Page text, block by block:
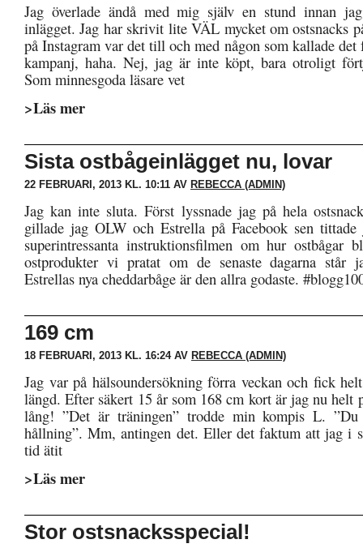
Jag överlade ändå med mig själv en stund innan
inlägget. Jag har skrivit lite VÄL mycket om ostsnacks
på Instagram var det till och med någon som kallade
kampanj, haha. Nej, jag är inte köpt, bara otroligt
Som minnesgoda läsare vet
>Läs mer
Sista ostbågeinlägget nu, lovar
22 FEBRUARI, 2013 KL. 10:11 AV REBECCA (ADMIN)
Jag kan inte sluta. Först lyssnade jag på hela
gillade jag OLW och Estrella på Facebook sen
superintressanta instruktionsfilmen om hur
ostprodukter vi pratat om de senaste dagarna står
Estrellas nya cheddarbåge är den allra godaste.
169 cm
18 FEBRUARI, 2013 KL. 16:24 AV REBECCA (ADMIN)
Jag var på hälsoundersökning förra veckan och fick
längd. Efter säkert 15 år som 168 cm kort är jag nu helt
lång! ”Det är träningen” trodde min kompis L.
hållning”. Mm, antingen det. Eller det faktum att jag i
tid ätit
>Läs mer
Stor ostsnacksspecial!